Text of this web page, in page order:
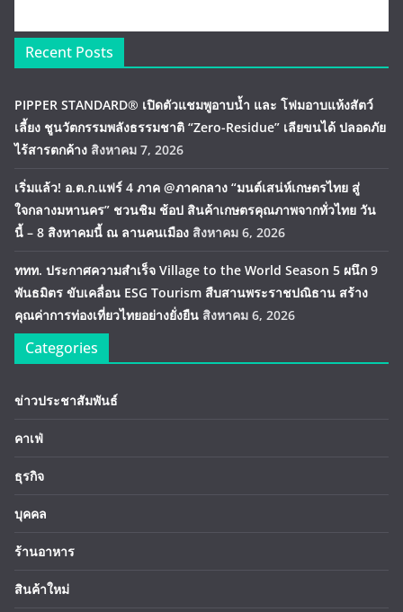
Recent Posts
PIPPER STANDARD® เปิดตัวแชมพูอาบน้ำ และ โฟมอาบแห้งสัตว์
เลี้ยง ชูนวัตกรรมพลังธรรมชาติ “Zero-Residue” เลียขนได้ ปลอดภัย
ไร้สารตกค้าง สิงหาคม 7, 2026
เริ่มแล้ว! อ.ต.ก.แฟร์ 4 ภาค @ภาคกลาง “มนต์เสน่ห์เกษตรไทย สู่
ใจกลางมหานคร” ชวนชิม ช้อป สินค้าเกษตรคุณภาพจากทั่วไทย วัน
นี้ – 8 สิงหาคมนี้ ณ ลานคนเมือง สิงหาคม 6, 2026
ททท. ประกาศความสำเร็จ Village to the World Season 5 ผนึก 9
พันธมิตร ขับเคลื่อน ESG Tourism สืบสานพระราชปณิธาน สร้าง
คุณค่าการท่องเที่ยวไทยอย่างยั่งยืน สิงหาคม 6, 2026
Categories
ข่าวประชาสัมพันธ์
คาเฟ่
ธุรกิจ
บุคคล
ร้านอาหาร
สินค้าใหม่